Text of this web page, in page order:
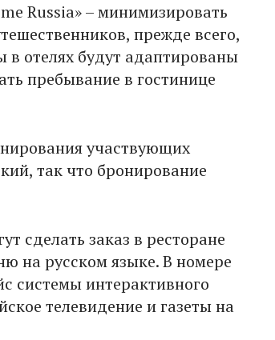
Russia» – минимизировать
прежде всего,
в отелях будут адаптированы
пребывание в гостинице
участвующих
так что бронирование
сделать заказ в ресторане
на русском языке. В номере
системы интерактивного
телевидение и газеты на